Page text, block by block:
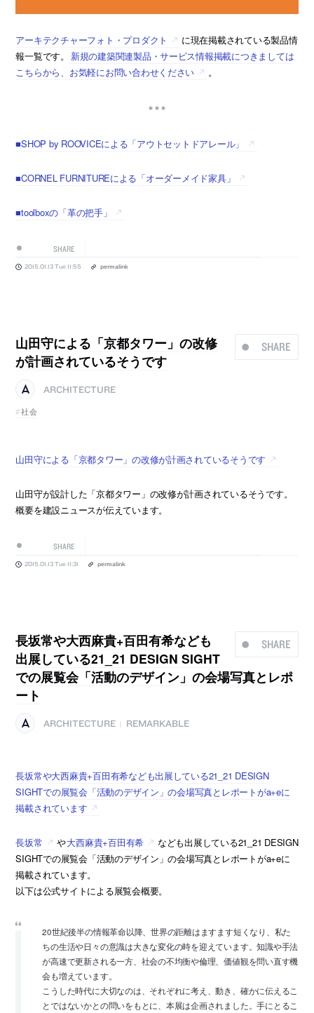
アーキテクチャーフォト・プロダクト
に現在掲載されている製品情
報一覧です。
新規の建築関連製品・サービス情報掲載につきましては
こちらから、お気軽にお問い合わせください
。
■SHOP by ROOVICEによる「アウトセットドアレール」
■CORNEL FURNITUREによる「オーダーメイド家具」
■toolboxの「革の把手」
SHARE
2015.01.13 Tue 11:55 permalink
SHARE
山田守による「京都タワー」の改修
が計画されているそうです
ARCHITECTURE
社会
山田守による「京都タワー」の改修が計画されているそうです
山田守が設計した「京都タワー」の改修が計画されているそうです。
概要を建設ニュースが伝えています。
SHARE
2015.01.13 Tue 11:31 permalink
SHARE
長坂常や大西麻貴+百田有希なども
出展している21_21 DESIGN SIGHT
での展覧会「活動のデザイン」の会場写真とレポ
ート
ARCHITECTURE REMARKABLE
長坂常や大西麻貴+百田有希なども出展している21_21 DESIGN
SIGHTでの展覧会「活動のデザイン」の会場写真とレポートがa+eに
掲載されています
長坂常 や大西麻貴+百田有希
なども出展している21_21 DESIGN
SIGHTでの展覧会「活動のデザイン」の会場写真とレポートがa+eに
掲載されています。
以下は公式サイトによる展覧会概要。
20世紀後半の情報革命以降、世界の距離はますます短くなり、私た
ちの生活や日々の意識は大きな変化の時を迎えています。知識や手法
が高速で更新される一方、社会の不均衡や倫理、価値観を問い直す機
会も増えています。
こうした時代に大切なのは、それぞれに考え、動き、確かに伝えるこ
とではないかとの問いをもとに、本展は企画されました。手にとるこ